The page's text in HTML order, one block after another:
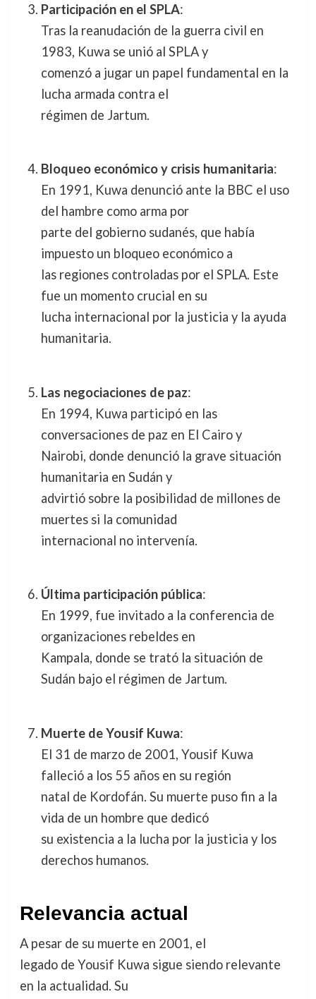
Participación en el SPLA:
Tras la reanudación de la guerra civil en
1983, Kuwa se unió al SPLA y
comenzó a jugar un papel fundamental en la
lucha armada contra el
régimen de Jartum.
Bloqueo económico y crisis humanitaria:
En 1991, Kuwa denunció ante la BBC el uso
del hambre como arma por
parte del gobierno sudanés, que había
impuesto un bloqueo económico a
las regiones controladas por el SPLA. Este
fue un momento crucial en su
lucha internacional por la justicia y la ayuda
humanitaria.
Las negociaciones de paz:
En 1994, Kuwa participó en las
conversaciones de paz en El Cairo y
Nairobi, donde denunció la grave situación
humanitaria en Sudán y
advirtió sobre la posibilidad de millones de
muertes si la comunidad
internacional no intervenía.
Última participación pública:
En 1999, fue invitado a la conferencia de
organizaciones rebeldes en
Kampala, donde se trató la situación de
Sudán bajo el régimen de Jartum.
Muerte de Yousif Kuwa:
El 31 de marzo de 2001, Yousif Kuwa
falleció a los 55 años en su región
natal de Kordofán. Su muerte puso fin a la
vida de un hombre que dedicó
su existencia a la lucha por la justicia y los
derechos humanos.
Relevancia actual
A pesar de su muerte en 2001, el
legado de Yousif Kuwa sigue siendo relevante
en la actualidad. Su